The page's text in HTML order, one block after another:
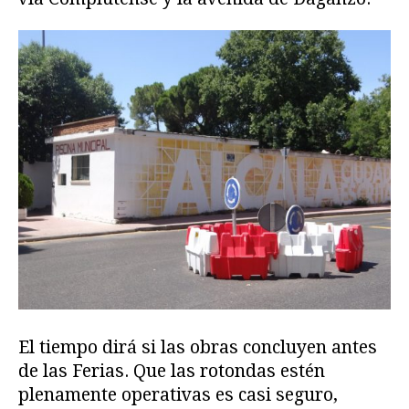
El tiempo dirá si las obras concluyen antes
de las Ferias. Que las rotondas estén
plenamente operativas es casi seguro,